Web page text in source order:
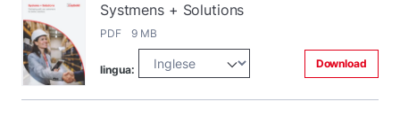
Systmens + Solutions
PDF 9 MB
lingua: Download